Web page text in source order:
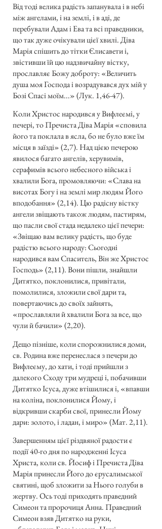
Від тоді велика радість запанувала і в небі
між ангелами, і на землі, і в аді, де
перебували Адам і Ева та всі праведники,
що так дуже очікували цієї хвилі. Діва
Марія спішить до тітки Єлисавети і,
звістивши їй цю надзвичайну вістку,
прославляє Божу доброту: «Величить
душа моя Господа і возрадувався дух мій у
Бозі Спасі моїм...» (Лук. 1,46-47).
Коли Христос народився у Вифлеємі, у
печері, то Пречиста Діва Марія «сповила
його та поклала в ясла, бо не було вже їм
місця в заїзді» (2,7). Над цією печерою
явилося багато ангелів, херувимів,
серафимів всього небесного війська і
хвалили Бога, промовляючи: «Слава на
висотах Богу і на землі мир людям Його
вподобання» (2,14). Цю радісну вістку
ангели звіщають також людям, пастирям,
що пасли свої стада недалеко цієї печери:
«Звіщаю вам велику радість, що буде
радістю всього народу: Сьогодні
народився вам Спаситель, Він же Христос
Господь» (2,11). Вони пішли, знайшли
Дитятко, поклонилися, привітали,
помолилися, зложили свої дари та,
повертаючись до своїх зайнять,
«прославляли й хвалили Бога за все, що
чули й бачили» (2,20).
Дещо пізніше, коли спорожнилися доми,
св. Родина вже перенеслася з печери до
Вифлеєму, до хати, і тоді прийшли з
далекого Сходу три мудреці і, побачивши
Дитятко Ісуса, дуже втішилися і, «впавши
на коліна, поклонилися Йому, і
відкривши скарби свої, принесли Йому
дари: золото, і ладан, і миро» (Мат. 2,11).
Завершенням цієї різдвяної радости є
події 40-го дня по народженні Ісуса
Христа, коли св. Йосиф і Пречиста Діва
Марія принесли Його до єрусалимської
святині, щоб зложити за Нього голуби в
жертву. Ось тоді приходять праведний
Симеон та пророчиця Анна. Праведний
Симеон взяв Дитятко на руки,